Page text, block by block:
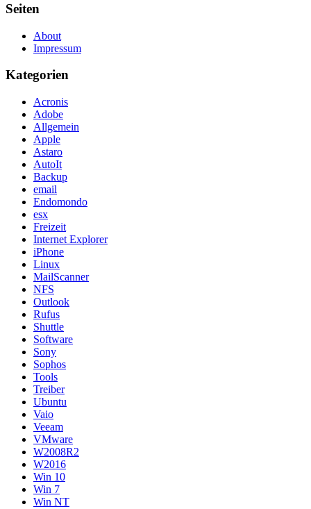
Seiten
About
Impressum
Kategorien
Acronis
Adobe
Allgemein
Apple
Astaro
AutoIt
Backup
email
Endomondo
esx
Freizeit
Internet Explorer
iPhone
Linux
MailScanner
NFS
Outlook
Rufus
Shuttle
Software
Sony
Sophos
Tools
Treiber
Ubuntu
Vaio
Veeam
VMware
W2008R2
W2016
Win 10
Win 7
Win NT